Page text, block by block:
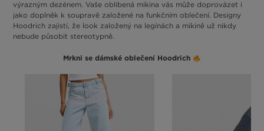
výrazným dezénem. Vaše oblíbená mikina vás může doprovázet i
jako doplněk k soupravě založené na funkčním oblečení. Designy
Hoodrich zajistí, že look založený na legínách a mikině už nikdy
nebude působit stereotypně.
Mrkni se dámské oblečení Hoodrich